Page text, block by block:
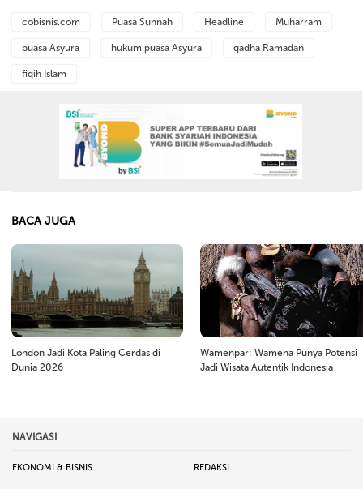
cobisnis.com Puasa Sunnah Headline Muharram
puasa Asyura hukum puasa Asyura qadha Ramadan
fiqih Islam
BACA JUGA
London Jadi Kota Paling Cerdas di
Dunia 2026
Wamenpar: Wamena Punya Potensi
Jadi Wisata Autentik Indonesia
NAVIGASI
EKONOMI & BISNIS REDAKSI